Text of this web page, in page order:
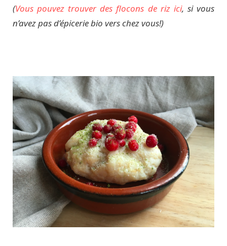
(Vous pouvez trouver des flocons de riz ici, si vous
n’avez pas d’épicerie bio vers chez vous!)